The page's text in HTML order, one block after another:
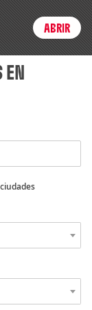
Login
EN
ABRIR